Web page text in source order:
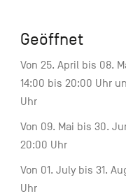
Geöffnet
Von 25. April bis 08.
14:00 bis 20:00 Uhr
Uhr
Von 09. Mai bis 30.
20:00 Uhr
Von 01. July bis 31.
Uhr